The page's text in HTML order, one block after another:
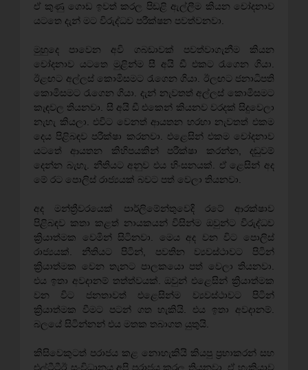
ඒ කුණු ගොඩ ඉවත් කරල පිඩළි ඇල්ලීම කියන චෝදනාව
යටතෙ දැන් මට විරුද්ධව පරීක්ෂන පවත්වනවා.
මුහුදෙ පාවෙන අවි ගබඩාවක් පවත්වාගැනීම කියන
චෝදනාව යටතෙ මුළින්ම සී අයි ඩී එකට රැගෙන ගියා.
ඊළඟට අල්ලස් කොමිසමට රැගෙන ගියා. ඊලඟට ජනාධිපති
කොමිසමට රැගෙන ගියා. දැන් නැවතත් අල්ලස් කොමිසමට
කැඳවල තියනවා. සී අයි ඩී එකෙන් කියනව වරදක් සිදුවෙලා
නැහැ කියලා. එවිට වෙනත් ආයතන හරහා නැවතත් එකම
දෙය පිළිබඳව පරීක්ෂා කරනවා. එළෙසින් එකම චෝදනාව
යටතේ ආයතන කිහිපයකින් පරීක්ෂා කරන්න, දඬුවම්
දෙන්න බැහැ. නීතියට අනුව එය හිංසනයක්. ඒ ළෙසින් අද
මේ රට පොලිස් රාජ්‍යයක් බවට පත් වෙලා තියනවා.
අද මන්ත්‍රීවරයෙක් පාර්ලිමේන්තුවෙදි රටේ ආරක්ෂාව
පිළිබඳව කතා කළත් නායකයන් විසින්ම ඔවුන්ට විරුද්ධව
ක්‍රියාත්මක වෙමින් සිටිනවා. මෙය අද වන විට පොලිස්
රාජ්‍යයක්. නීතියට පිටින්, පවතින ව්‍යවස්ථාවට පිටින්
ක්‍රියාත්මක වෙන තැනට පාලකයො පත් වෙලා තියනවා.
එය ඉතා අවදානම් තත්ත්වයක්. ඔවුන් එළෙසින් ක්‍රියාත්මක
වන විට ජනතාවත් එළෙසින්ම ව්‍යවස්ථාවට පිටින්
ක්‍රියාත්මක වීමට පටන් ගත හැකියි. එය ඉතා අවදානම්.
බලයේ සිටින්නන් එය මතක තබාගත යුතුයි.
කිසිවෙකුටත් පරාජය කළ නොහැකියි කියපු ප්‍රභාකරන් සහ
එල්ටීටීඊ සංවිධානය අපි පරාජය කරල තියනවා. ඒ හැකියාව